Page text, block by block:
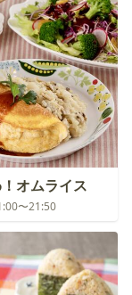
オムライス
〜21:50